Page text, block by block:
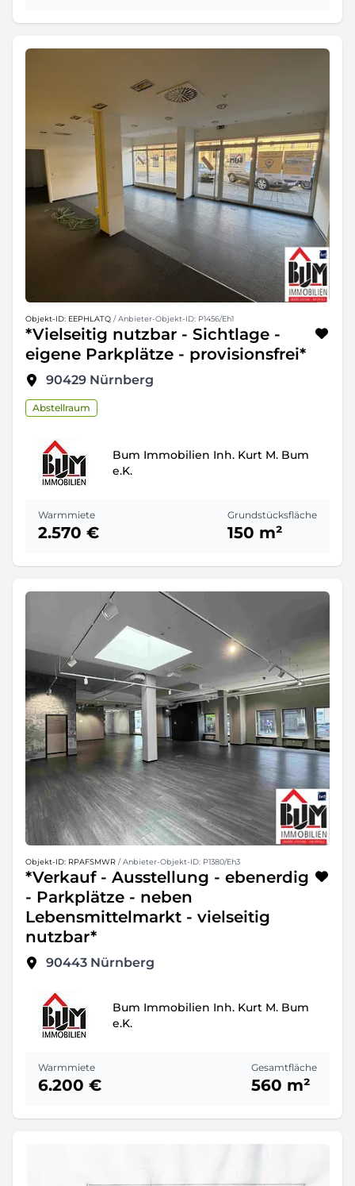
Objekt-ID: EEPHLATQ / Anbieter-Objekt-ID: P1456/Eh1
*Vielseitig nutzbar - Sichtlage -
eigene Parkplätze - provisionsfrei*
90429 Nürnberg
Abstellraum
Bum Immobilien Inh. Kurt M. Bum
e.K.
Warmmiete
2.570 €
Grundstücksfläche
150 m²
Objekt-ID: RPAFSMWR / Anbieter-Objekt-ID: P1380/Eh3
*Verkauf - Ausstellung - ebenerdig
- Parkplätze - neben
Lebensmittelmarkt - vielseitig
nutzbar*
90443 Nürnberg
Bum Immobilien Inh. Kurt M. Bum
e.K.
Warmmiete
6.200 €
Gesamtfläche
560 m²